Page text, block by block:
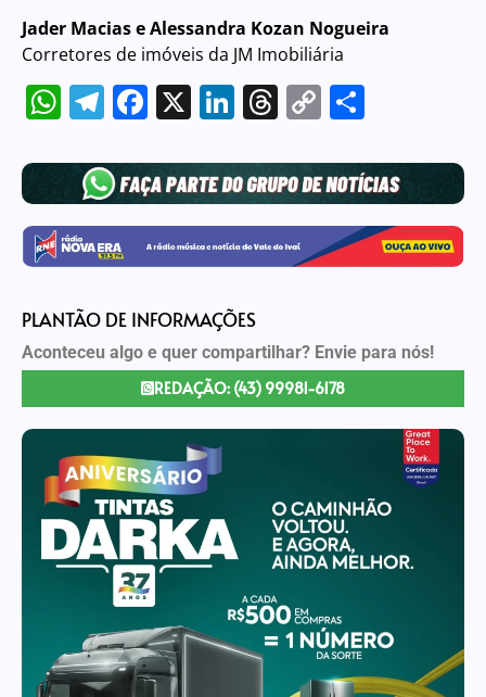
Jader Macias e Alessandra Kozan Nogueira
Corretores de imóveis da JM Imobiliária
WhatsApp
Telegram
Facebook
X LinkedIn
Threads
Copy
PLANTÃO DE INFORMAÇÕES
Aconteceu algo e quer compartilhar? Envie para nós!
REDAÇÃO: (43) 99981-6178